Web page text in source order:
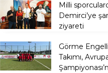
Milli
Demirci’ye
ziyareti
Görme
Takımı,